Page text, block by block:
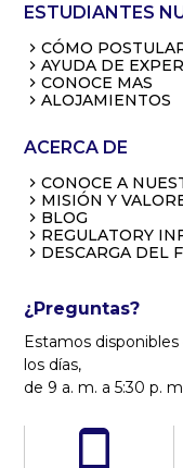
ESTUDIANTES
CÓMO
AYUDA DE
CONOCE MAS
ALOJAMIENTOS
ACERCA DE
CONOCE A
MISIÓN Y
BLOG
REGULATORY
DESCARGA DEL
¿Preguntas?
Estamos
los días,
de 9 a. m. a 5:30 p.